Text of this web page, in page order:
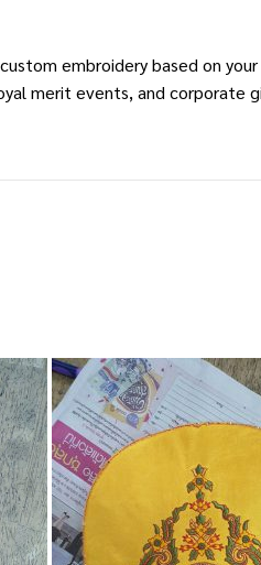
embroidery based on
merit events, and corporate